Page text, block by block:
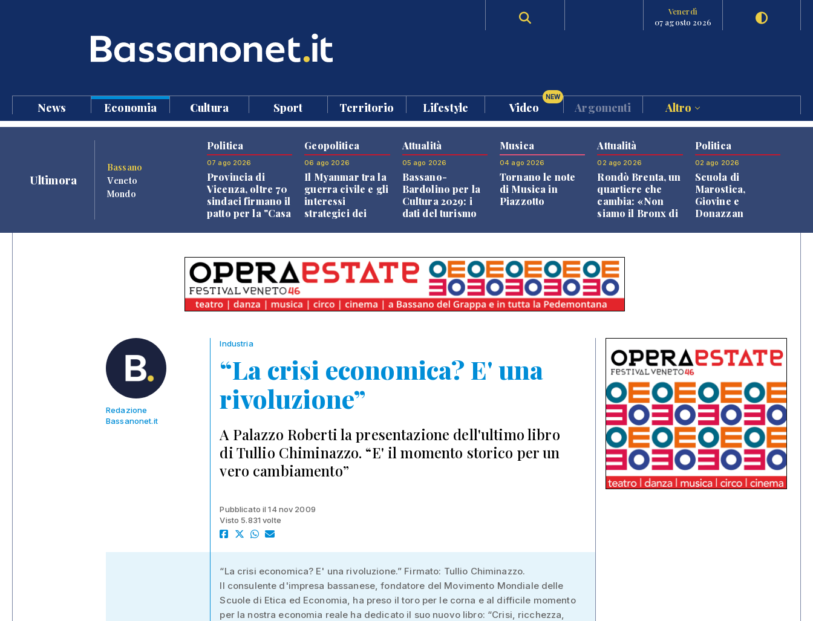
Venerdì
07 agosto 2026
News Economia Cultura Sport Territorio Lifestyle Video
NEW
Argomenti Altro
Ultimora
Bassano
Veneto
Mondo
Politica
07 ago 2026
Provincia di
Vicenza, oltre 70
sindaci firmano il
patto per la "Casa
Geopolitica
06 ago 2026
Il Myanmar tra la
guerra civile e gli
interessi
strategici dei
Attualità
05 ago 2026
Bassano-
Bardolino per la
Cultura 2029: i
dati del turismo
Musica
04 ago 2026
Tornano le note
di Musica in
Piazzotto
Attualità
02 ago 2026
Rondò Brenta, un
quartiere che
cambia: «Non
siamo il Bronx di
Politica
02 ago 2026
Scuola di
Marostica,
Giovine e
Donazzan
Redazione
Bassanonet.it
Industria
“La crisi economica? E' una
rivoluzione”
A Palazzo Roberti la presentazione dell'ultimo libro
di Tullio Chiminazzo. “E' il momento storico per un
vero cambiamento”
Pubblicato il 14 nov 2009
Visto 5.831 volte
“La crisi economica? E' una rivoluzione.” Firmato: Tullio Chiminazzo.
Il consulente d'impresa bassanese, fondatore del Movimento Mondiale delle
Scuole di Etica ed Economia, ha preso il toro per le corna e al difficile momento
per la nostra economia reale ha dedicato il suo nuovo libro: “Crisi, ricchezza,